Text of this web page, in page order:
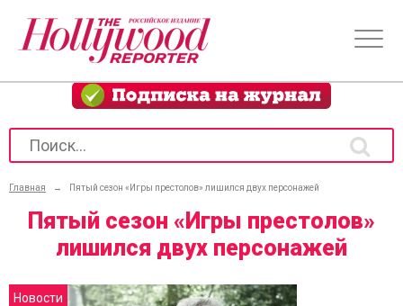
Главная → Пятый сезон «Игры престолов» лишился двух персонажей
Пятый сезон «Игры престолов»
лишился двух персонажей
Новости